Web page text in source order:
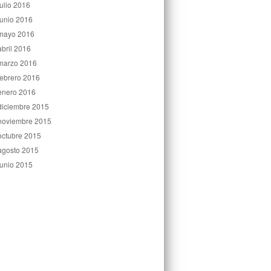
2016
2016
2016
2016
2016
2016
2016
2015
2015
2015
2015
2015